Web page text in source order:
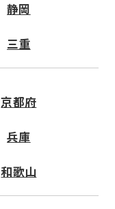
静岡
三重
京都府
兵庫
和歌山